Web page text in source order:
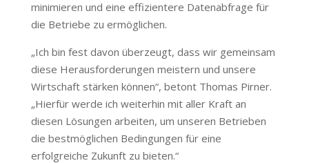
minimieren und eine effizientere Datenabfrage für
die Betriebe zu ermöglichen.
„Ich bin fest davon überzeugt, dass wir gemeinsam
diese Herausforderungen meistern und unsere
Wirtschaft stärken können“, betont Thomas Pirner.
„Hierfür werde ich weiterhin mit aller Kraft an
diesen Lösungen arbeiten, um unseren Betrieben
die bestmöglichen Bedingungen für eine
erfolgreiche Zukunft zu bieten.“